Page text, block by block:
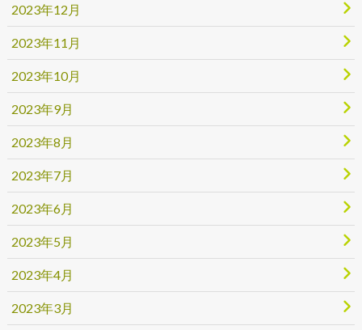
2023年12月
2023年11月
2023年10月
2023年9月
2023年8月
2023年7月
2023年6月
2023年5月
2023年4月
2023年3月